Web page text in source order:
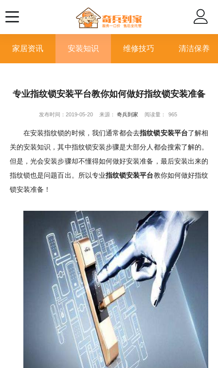
家居资讯 安装知识 维修技巧 清洁保养
专业指纹锁安装平台教你如何做好指纹锁安装准备
发布时间：2019-05-20 来源： 奇兵到家 阅读量： 965
在安装指纹锁的时候，我们通常都会去指纹锁安装平台了解相
关的安装知识，其中指纹锁安装步骤是大部分人都会搜索了解的。
但是，光会安装步骤却不懂得如何做好安装准备，最后安装出来的
指纹锁也是问题百出。所以专业指纹锁安装平台教你如何做好指纹
锁安装准备！